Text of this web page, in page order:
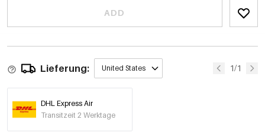
ADD
Lieferung: United States 1/1
DHL Express Air
Transitzeit 2 Werktage